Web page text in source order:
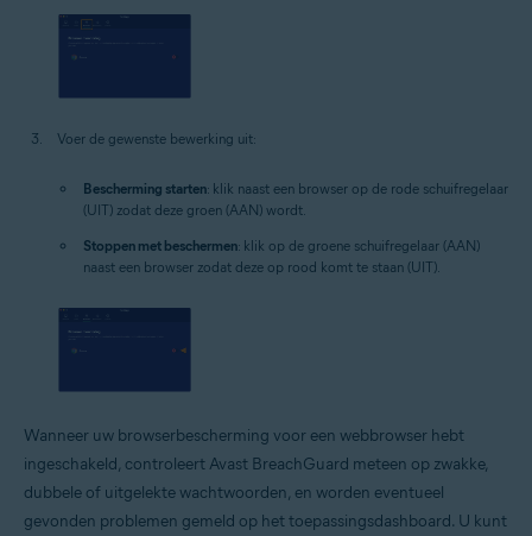
Voer de gewenste bewerking uit:
Bescherming starten: klik naast een browser op de rode schuifregelaar
(UIT) zodat deze groen (AAN) wordt.
Stoppen met beschermen: klik op de groene schuifregelaar (AAN)
naast een browser zodat deze op rood komt te staan (UIT).
Wanneer uw browserbescherming voor een webbrowser hebt
ingeschakeld, controleert Avast BreachGuard meteen op zwakke,
dubbele of uitgelekte wachtwoorden, en worden eventueel
gevonden problemen gemeld op het toepassingsdashboard. U kunt